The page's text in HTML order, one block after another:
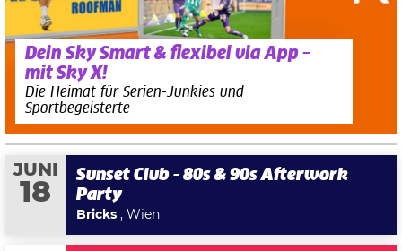
Dein Sky Smart & flexibel via App –
mit Sky X!
Die Heimat für Serien-Junkies und
Sportbegeisterte
JUNI
18
Sunset Club - 80s & 90s Afterwork
Party
Bricks , Wien